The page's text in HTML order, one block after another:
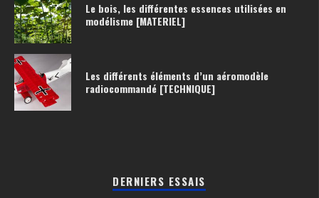
Le bois, les différentes essences utilisées en
modélisme [MATERIEL]
Les différents éléments d’un aéromodèle
radiocommandé [TECHNIQUE]
DERNIERS ESSAIS